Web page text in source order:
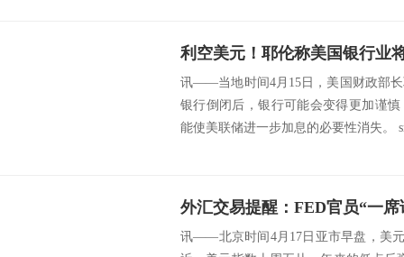
讯——当地时间4月15日，美国财政部
银行倒闭后，银行可能会变得更加谨
能使美联储进一步加息的必要性消失。
讯——北京时间4月17日亚市早盘，美